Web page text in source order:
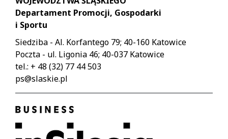
Departament Promocji, Gospodarki
i Sportu
Siedziba - Al. Korfantego 79; 40-160 Katowice
Poczta - ul. Ligonia 46; 40-037 Katowice
tel.: + 48 (32) 77 44 503
ps@slaskie.pl